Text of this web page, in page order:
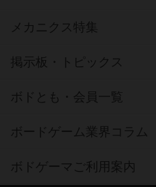
メカニクス特集
掲示板・トピックス
ボドとも・会員一覧
ボードゲーム業界コラム
ボドゲーマご利用案内